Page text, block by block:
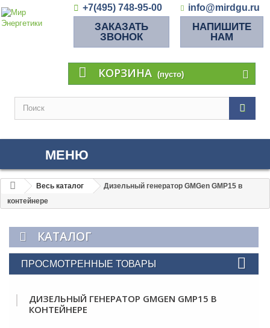
+7(495) 748-95-00 info@mirdgu.ru
ЗАКАЗАТЬ
ЗВОНОК
НАПИШИТЕ
НАМ
КОРЗИНА (пусто)
МЕНЮ
Весь каталог
Дизельный генератор GMGen GMP15 в
контейнере
КАТАЛОГ
ПРОСМОТРЕННЫЕ ТОВАРЫ
ДИЗЕЛЬНЫЙ ГЕНЕРАТОР GMGEN GMP15 В
КОНТЕЙНЕРЕ